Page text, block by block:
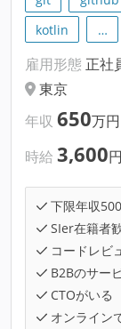
kotlin
…
雇用形態 正社
東京
年収 650万円
時給 3,600円
下限年収
SIer在籍者
コードレビ
B2Bのサー
CTOがいる
オンライン